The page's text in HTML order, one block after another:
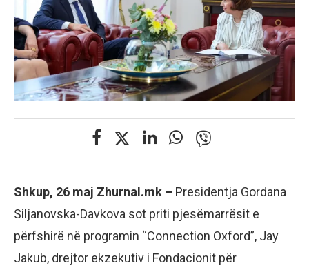
Shkup, 26 maj Zhurnal.mk – Presidentja Gordana
Siljanovska-Davkova sot priti pjesëmarrësit e
përfshirë në programin “Connection Oxford”, Jay
Jakub, drejtor ekzekutiv i Fondacionit për